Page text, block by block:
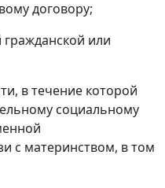
договору;
или
в течение которой
социальному
с материнством, в том